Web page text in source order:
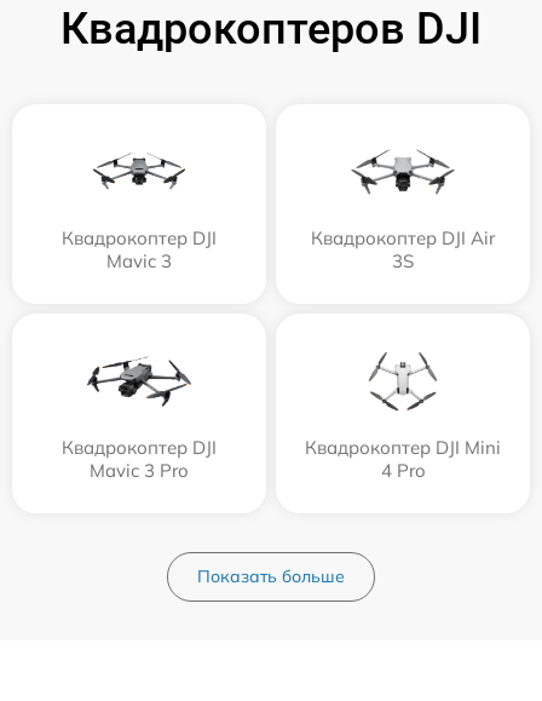
Квадрокоптеров DJI
Квадрокоптер DJI
Mavic 3
Квадрокоптер DJI Air
3S
Квадрокоптер DJI
Mavic 3 Pro
Квадрокоптер DJI Mini
4 Pro
Показать больше